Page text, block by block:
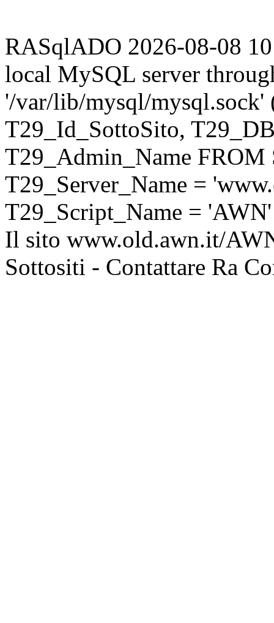
RASqlADO 2026-08-08
local MySQL server
'/var/lib/mysql/mysql.sock'
T29_Id_SottoSito,
T29_Admin_Name
T29_Server_Name =
T29_Script_Name = 'AWN'
Il sito www.old.awn.it/
Sottositi - Contattare Ra